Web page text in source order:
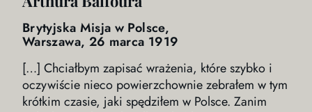
Brytyjska Misja w Polsce,
Warszawa, 26 marca 1919
[…] Chciałbym zapisać wrażenia, które szybko i
oczywiście nieco powierzchownie zebrałem w tym
krótkim czasie, jaki spędziłem w Polsce. Zanim